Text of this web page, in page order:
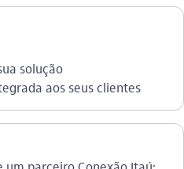
solução
aos seus clientes